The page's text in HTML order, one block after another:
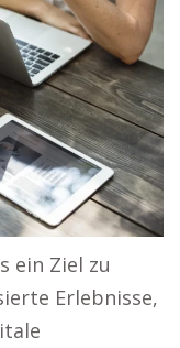
ein Ziel zu
Erlebnisse,